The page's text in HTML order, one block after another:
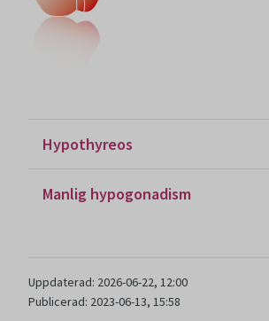
Hypothyreos
Manlig hypogonadism
Uppdaterad: 2026-06-22, 12:00
Publicerad: 2023-06-13, 15:58